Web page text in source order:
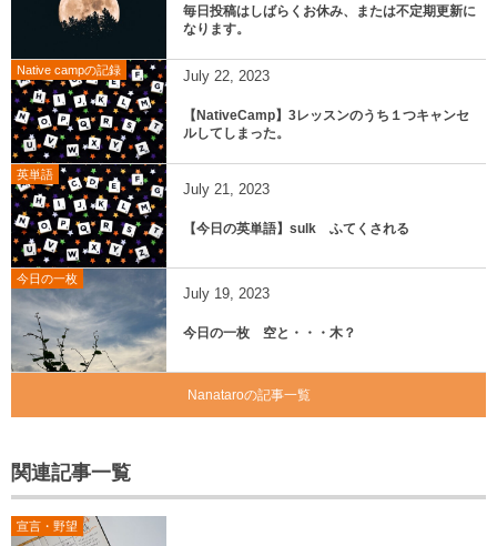
毎日投稿はしばらくお休み、または不定期更新に
なります。
Native campの記録 July 22, 2023
【NativeCamp】3レッスンのうち１つキャンセ
ルしてしまった。
英単語
July 21, 2023
【今日の英単語】sulk ふてくされる
今日の一枚
July 19, 2023
今日の一枚 空と・・・木？
Nanataroの記事一覧
関連記事一覧
宣言・野望